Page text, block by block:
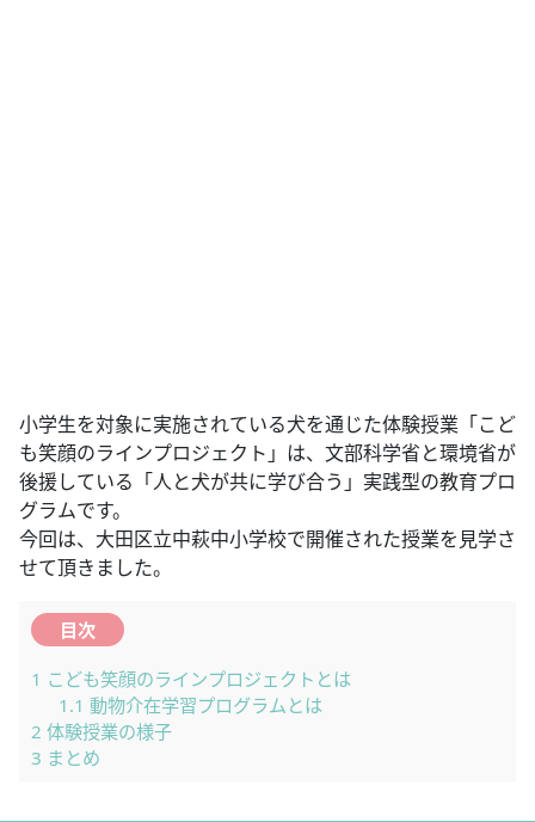
小学生を対象に実施されている犬を通じた体験授業「こど
も笑顔のラインプロジェクト」は、文部科学省と環境省が
後援している「人と犬が共に学び合う」実践型の教育プロ
グラムです。
今回は、大田区立中萩中小学校で開催された授業を見学さ
せて頂きました。
目次
1 こども笑顔のラインプロジェクトとは
1.1 動物介在学習プログラムとは
2 体験授業の様子
3 まとめ